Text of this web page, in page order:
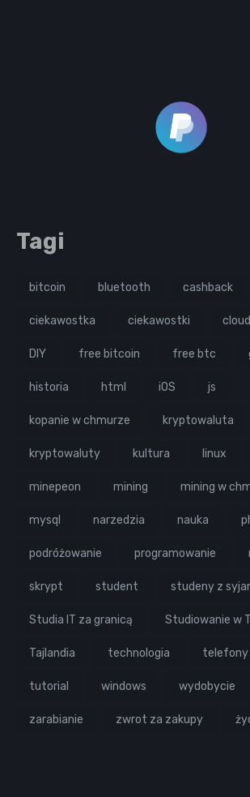
Tagi
bitcoin bluetooth cashback
ciekawostka ciekawostki
DIY free bitcoin free btc
historia html iOS js
kopanie w chmurze kryptowaluta
kryptowaluty kultura linux
minepeon mining mining w
mysql narzedzia nauka
podróżowanie programowanie
skrypt student studeny z
Studia IT za granicą Studiowanie w
Tajlandia technologia telefony
tutorial windows wydobycie
zarabianie zwrot za zakupy